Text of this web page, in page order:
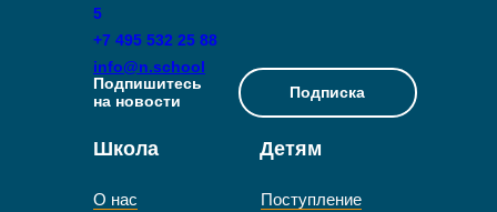
Школа Детям
О нас
Поступление
Подписка
Подпишитесь
на новости
5
+7 495 532 25 88
info@n.school